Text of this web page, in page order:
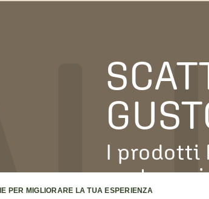
PER MIGLIORARE LA TUA ESPERIENZA
I prodotti